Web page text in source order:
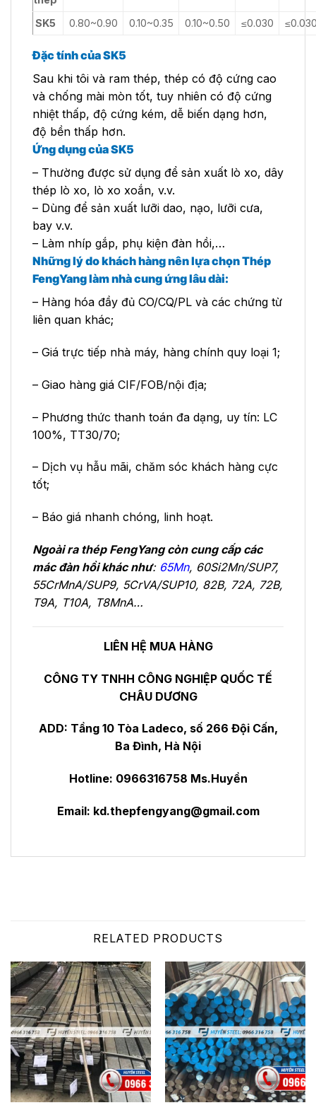
SK5
0.80~0.90 0.10~0.35 0.10~0.50 ≤0.030
Đặc tính của SK5
Sau khi tôi và ram thép, thép có độ cứng cao
và chống mài mòn tốt, tuy nhiên có độ cứng
nhiệt thấp, độ cứng kém, dễ biến dạng hơn,
độ bền thấp hơn.
Ứng dụng của SK5
– Thường được sử dụng để sản xuất lò xo, dây
thép lò xo, lò xo xoắn, v.v.
– Dùng để sản xuất lưỡi dao, nạo, lưỡi cưa,
bay v.v.
– Làm nhíp gắp, phụ kiện đàn hồi,…
Những lý do khách hàng nên lựa chọn Thép
FengYang làm nhà cung ứng lâu dài:
– Hàng hóa đầy đủ CO/CQ/PL và các chứng từ
liên quan khác;
– Giá trực tiếp nhà máy, hàng chính quy loại 1;
– Giao hàng giá CIF/FOB/nội địa;
– Phương thức thanh toán đa dạng, uy tín: LC
100%, TT30/70;
– Dịch vụ hẫu mãi, chăm sóc khách hàng cực
tốt;
– Báo giá nhanh chóng, linh hoạt.
Ngoài ra thép FengYang còn cung cấp các
mác đàn hồi khác như: 65Mn, 60Si2Mn/SUP7,
55CrMnA/SUP9, 5CrVA/SUP10, 82B, 72A, 72B,
T9A, T10A, T8MnA…
LIÊN HỆ MUA HÀNG
CÔNG TY TNHH CÔNG NGHIỆP QUỐC TẾ
CHÂU DƯƠNG
ADD: Tầng 10 Tòa Ladeco, số 266 Đội Cấn,
Ba Đình, Hà Nội
Hotline: 0966316758 Ms.Huyền
Email: kd.thepfengyang@gmail.com
RELATED PRODUCTS